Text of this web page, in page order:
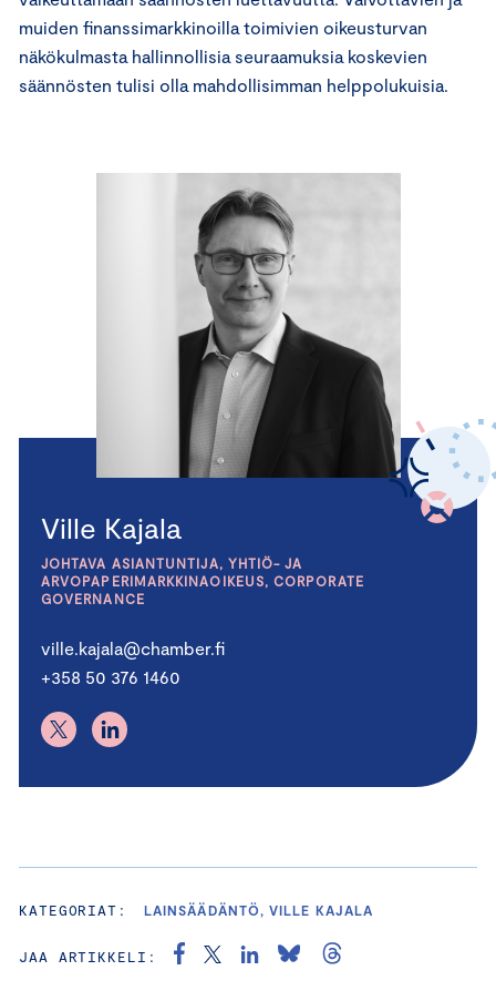
muiden finanssimarkkinoilla toimivien oikeusturvan
näkökulmasta hallinnollisia seuraamuksia koskevien
säännösten tulisi olla mahdollisimman helppolukuisia.
Ville Kajala
JOHTAVA ASIANTUNTIJA, YHTIÖ- JA
ARVOPAPERIMARKKINAOIKEUS, CORPORATE
GOVERNANCE
ville.kajala@chamber.fi
+358 50 376 1460
KATEGORIAT: LAINSÄÄDÄNTÖ, VILLE KAJALA
JAA ARTIKKELI: